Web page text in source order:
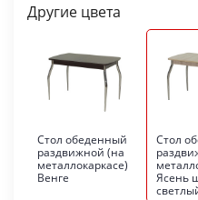
Другие цвета
Стол обеденный
раздвижной (на
металлокаркасе)
Венге
Стол
Ясень